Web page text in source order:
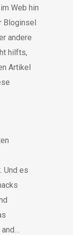
Web hin
Bloginsel
andere
hilfts,
Artikel
Und es